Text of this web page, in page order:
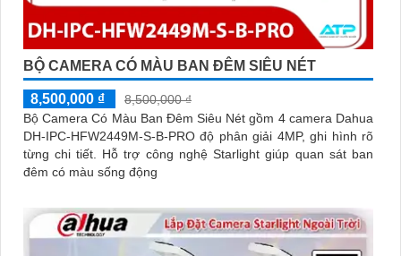
BỘ CAMERA CÓ MÀU BAN ĐÊM SIÊU NÉT
8,500,000 ₫
8,500,000 ₫
Bộ Camera Có Màu Ban Đêm Siêu Nét gồm 4 camera Dahua
DH-IPC-HFW2449M-S-B-PRO độ phân giải 4MP, ghi hình rõ
từng chi tiết. Hỗ trợ công nghệ Starlight giúp quan sát ban
đêm có màu sống động